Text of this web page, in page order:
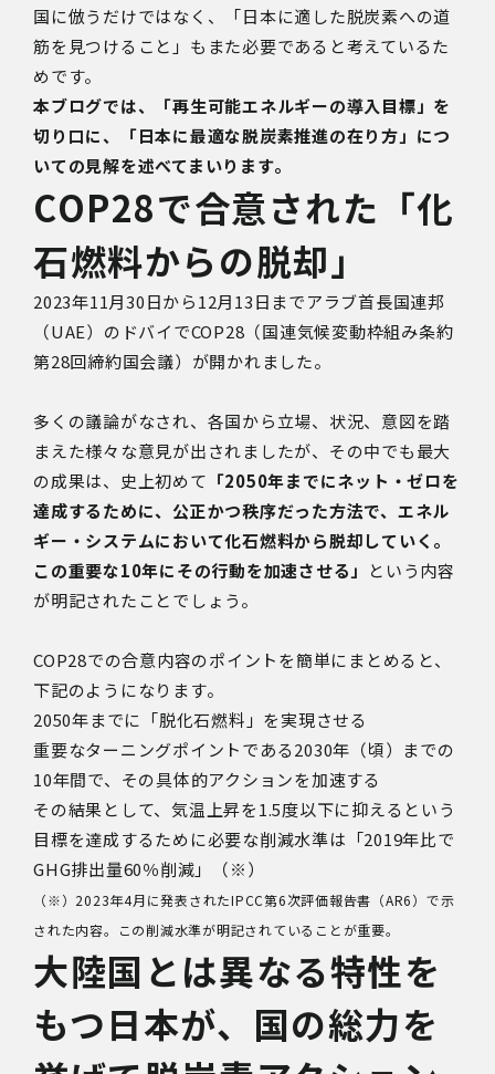
国に倣うだけではなく、「日本に適した脱炭素への道
筋を見つけること」もまた必要であると考えているた
めです。
本ブログでは、「再生可能エネルギーの導入目標」を
切り口に、「日本に最適な脱炭素推進の在り方」につ
いての見解を述べてまいります。
COP28で合意された「化
石燃料からの脱却」
2023年11月30日から12月13日までアラブ首長国連邦
（UAE）のドバイでCOP28（国連気候変動枠組み条約
第28回締約国会議）が開かれました。
多くの議論がなされ、各国から立場、状況、意図を踏
まえた様々な意見が出されましたが、その中でも最大
の成果は、史上初めて 「2050年までにネット・ゼロを
達成するために、公正かつ秩序だった方法で、エネル
ギー・システムにおいて化石燃料から脱却していく。
この重要な10年にその行動を加速させる」
という内容
が明記されたことでしょう。
COP28での合意内容のポイントを簡単にまとめると、
下記のようになります。
2050年までに「脱化石燃料」を実現させる
重要なターニングポイントである2030年（頃）までの
10年間で、その具体的アクションを加速する
その結果として、気温上昇を1.5度以下に抑えるという
目標を達成するために必要な削減水準は「2019年比で
GHG排出量60％削減」（※）
（※）2023年4月に発表されたIPCC第6次評価報告書（AR6）で示
された内容。この削減水準が明記されていることが重要。
大陸国とは異なる特性を
もつ日本が、国の総力を